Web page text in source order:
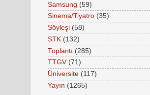
Samsung (59)
Sinema/Tiyatro (35)
Söyleşi (58)
STK (132)
Toplantı (285)
TTGV (71)
Üniversite (117)
Yayın (1265)